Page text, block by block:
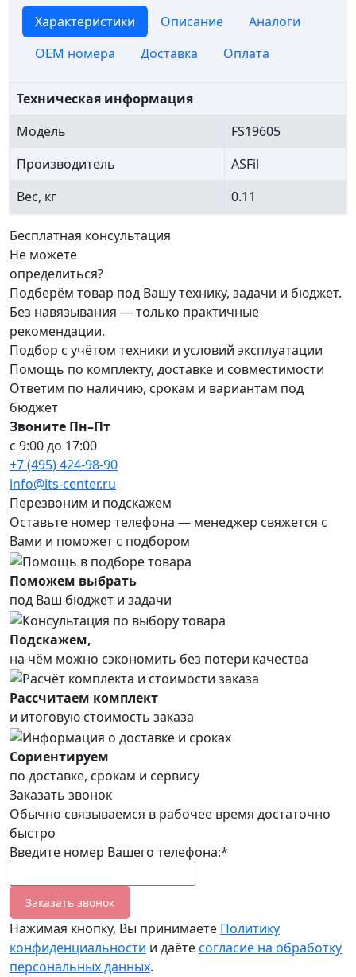
Характеристики Описание
Аналоги
OEM номера
Доставка Оплата
Техническая информация
Модель
FS19605
Производитель
ASFil
Вес, кг
0.11
Бесплатная консультация
Не можете
определиться?
Подберём товар под Вашу технику, задачи и бюджет.
Без навязывания — только практичные
рекомендации.
Подбор с учётом техники и условий эксплуатации
Помощь по комплекту, доставке и совместимости
Ответим по наличию, срокам и вариантам под
бюджет
Звоните Пн–Пт
с 9:00 до 17:00
+7 (495) 424-98-90
info@its-center.ru
Перезвоним и подскажем
Оставьте номер телефона — менеджер свяжется с
Вами и поможет с подбором
Поможем выбрать
под Ваш бюджет и задачи
Подскажем,
на чём можно сэкономить без потери качества
Рассчитаем комплект
и итоговую стоимость заказа
Сориентируем
по доставке, срокам и сервису
Заказать звонок
Обычно связываемся в рабочее время достаточно
быстро
Введите номер Вашего телефона:*
Заказать звонок
Нажимая кнопку, Вы принимаете Политику
конфиденциальности и даётесогласие на обработку
персональных данных.